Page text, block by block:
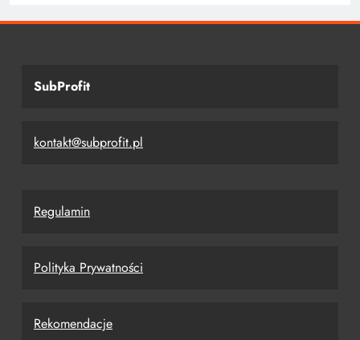
SubProfit
kontakt@subprofit.pl
Regulamin
Polityka Prywatności
Rekomendacje